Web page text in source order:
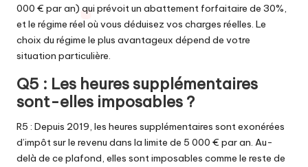
000 € par an) qui prévoit un abattement forfaitaire de 30%,
et le régime réel où vous déduisez vos charges réelles. Le
choix du régime le plus avantageux dépend de votre
situation particulière.
Q5 : Les heures supplémentaires
sont-elles imposables ?
R5 : Depuis 2019, les heures supplémentaires sont exonérées
d’impôt sur le revenu dans la limite de 5 000 € par an. Au-
delà de ce plafond, elles sont imposables comme le reste de